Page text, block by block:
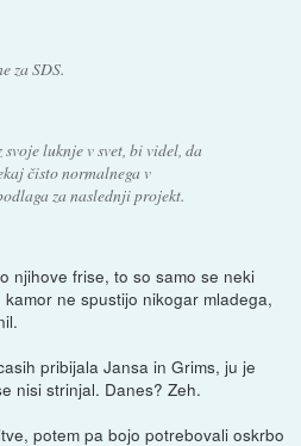
za SDS.
luknje v svet, bi videl, da
čisto normalnega v
za naslednji projekt.
njihove frise, to so samo se neki
ne spustijo nikogar mladega,
pribijala Jansa in Grims, ju je
nisi strinjal. Danes? Zeh.
potem pa bojo potrebovali oskrbo